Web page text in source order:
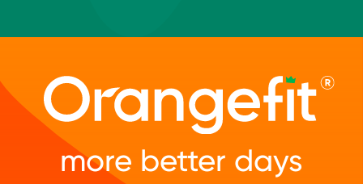
more better days